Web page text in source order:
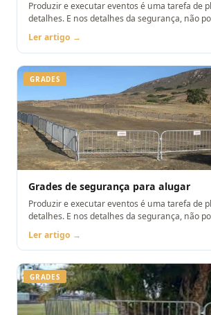
Produzir e executar eventos é uma tarefa de
detalhes. E nos detalhes da segurança, não pode faltar Alugar
grades de isolamento
Ler artigo →
GRADES
Grades de segurança para alugar
Produzir e executar eventos é uma tarefa de
detalhes. E nos detalhes da segurança, não pode faltar Grades
de segurança para alugar
Ler artigo →
GRADES